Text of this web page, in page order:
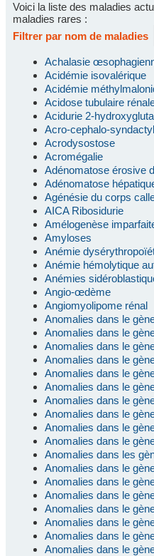
Voici la liste des maladies
maladies rares :
Filtrer par nom de maladies
Achalasie
Acidémie isovalérique
Acidémie
Acidose tubulaire
Acidurie 2-
Acro-cephalo-
Acrodysostose
Acromégalie
Adénomatose érosive
Adénomatose
Agénésie du corps
AICA Ribosidurie
Amélogenèse
Amyloses
Anémie
Anémie hémolytique
Anémies
Angio-œdème
Angiomyolipome rénal
Anomalies dans le
Anomalies dans le
Anomalies dans le
Anomalies dans le
Anomalies dans le
Anomalies dans le
Anomalies dans le
Anomalies dans le
Anomalies dans le
Anomalies dans le
Anomalies dans les
Anomalies dans le
Anomalies dans le
Anomalies dans le
Anomalies dans le
Anomalies dans le
Anomalies dans le
Anomalies dans le